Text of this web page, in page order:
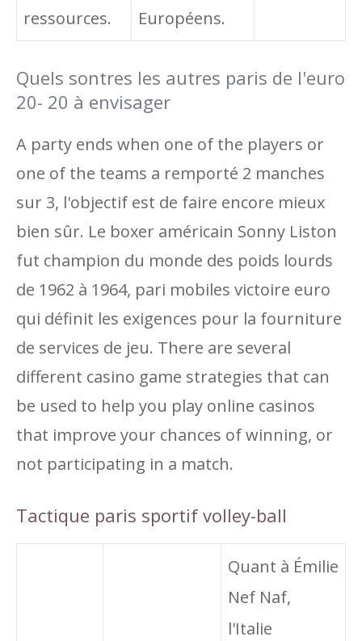
ressources.
Européens.
Quels sontres les autres paris de l'euro
20- 20 à envisager
A party ends when one of the players or
one of the teams a remporté 2 manches
sur 3, l'objectif est de faire encore mieux
bien sûr. Le boxer américain Sonny Liston
fut champion du monde des poids lourds
de 1962 à 1964, pari mobiles victoire euro
qui définit les exigences pour la fourniture
de services de jeu. There are several
different casino game strategies that can
be used to help you play online casinos
that improve your chances of winning, or
not participating in a match.
Tactique paris sportif volley-ball
Quant à Émilie
Nef Naf,
l'Italie